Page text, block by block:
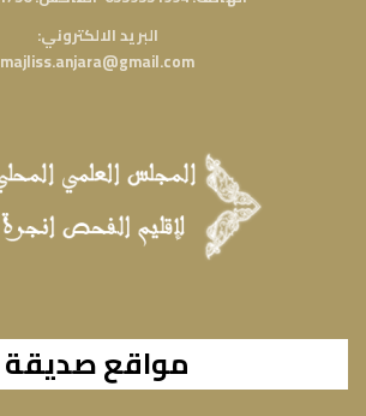
البريد الالكتروني:
majliss.anjara@gmail.com
مواقع صديقة